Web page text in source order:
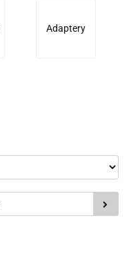
Adaptery